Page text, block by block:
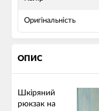
Оригінальність
ОПИС
Шкіряний
рюкзак на